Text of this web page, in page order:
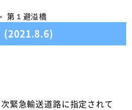
第１避溢橋
(2021.8.6)
緊急輸送道路に指定されて